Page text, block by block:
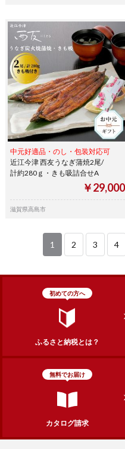
中元好適品・のし・包装対応可
近江今津 西友うなぎ蒲焼2尾/
計約280ｇ・きも吸詰合せA
￥29,000
滋賀県高島市
1 2 3 4
初めての方へ
ふるさと納税とは？
無料でお届け
カタログ請求